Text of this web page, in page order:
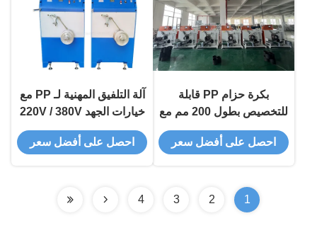
بكرة حزام PP قابلة
للتخصيص بطول 200 مم مع
تحكم PLC
احصل على أفضل سعر
آلة التلفيق المهنية لـ PP مع
خيارات الجهد 220V / 380V
/ 415V
احصل على أفضل سعر
1
2
3
4